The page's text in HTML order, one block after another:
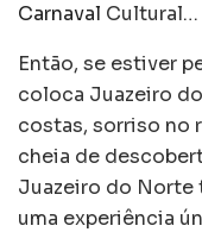
Carnaval Cultural…
Então, se estiver
coloca Juazeiro
costas, sorriso no
cheia de
Juazeiro do Norte
uma experiência